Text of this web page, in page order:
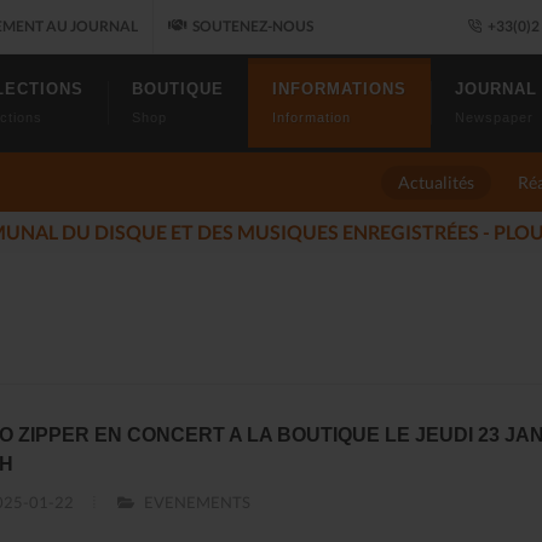
AU JOURNAL SOUTENEZ-NOUS
BOUTIQUE INFORMATIONS
Information
JOURNAL
Actualités
FONT SALON, LE PROGRAMME(2025-11-14)
ZIPPER EN CONCERT A LA BOUTIQUE LE JEUDI 23